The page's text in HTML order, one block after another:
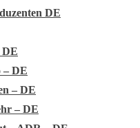
DE
DE
– DE
– DE
– DE